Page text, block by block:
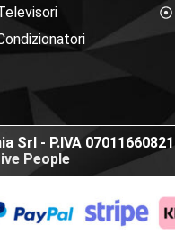
Srl - P.IVA 07011660821
People